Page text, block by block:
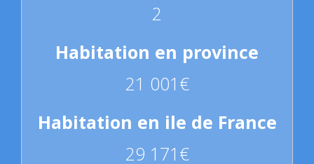
2
21 001€
29 171€